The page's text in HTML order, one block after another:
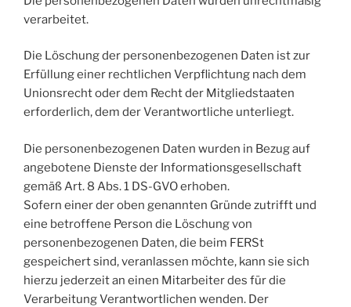
verarbeitet.
Die Löschung der personenbezogenen Daten ist zur
Erfüllung einer rechtlichen Verpflichtung nach dem
Unionsrecht oder dem Recht der Mitgliedstaaten
erforderlich, dem der Verantwortliche unterliegt.
Die personenbezogenen Daten wurden in Bezug auf
angebotene Dienste der Informationsgesellschaft
gemäß Art. 8 Abs. 1 DS-GVO erhoben.
Sofern einer der oben genannten Gründe zutrifft und
eine betroffene Person die Löschung von
personenbezogenen Daten, die beim FERSt
gespeichert sind, veranlassen möchte, kann sie sich
hierzu jederzeit an einen Mitarbeiter des für die
Verarbeitung Verantwortlichen wenden. Der